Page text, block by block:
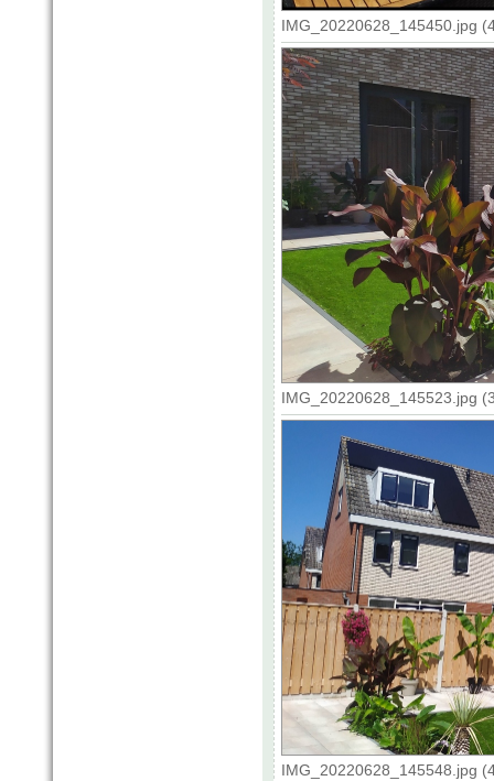
IMG_20220628_145450.jpg
IMG_20220628_145523.jpg
IMG_20220628_145548.jpg